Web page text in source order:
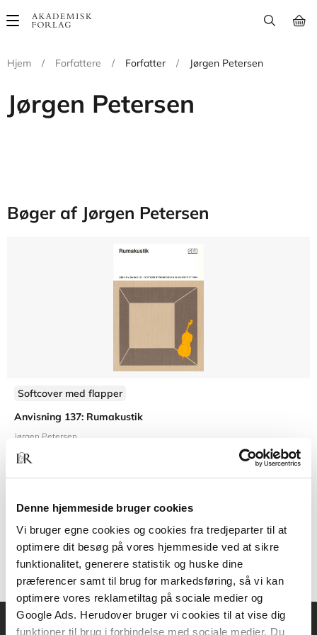
Denne hjemmeside bruger cookies
Vi bruger egne cookies og cookies fra tredjeparter til at
optimere dit besøg på vores hjemmeside ved at sikre
funktionalitet, generere statistik og huske dine
præferencer samt til brug for markedsføring, så vi kan
optimere vores reklametiltag på sociale medier og
Google Ads. Herudover bruger vi cookies til at vise dig
funktioner til brug i forbindelse med sociale medier. Du
Main
Hjem
/ Forfattere / Forfatter / Jørgen Petersen
Jørgen Petersen
Bøger af Jørgen Petersen
Softcover med flapper
Anvisning 137: Rumakustik
Jørgen Petersen
300,00 KR.